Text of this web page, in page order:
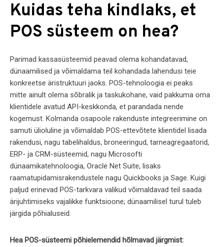
Kuidas teha kindlaks, et
POS süsteem on hea?
Parimad kassasüsteemid peavad olema kohandatavad,
dünaamilised ja võimaldama teil kohandada lahendusi teie
konkreetse äristruktuuri jaoks. POS-tehnoloogia ei peaks
mitte ainult olema sõbralik ja taskukohane, vaid pakkuma oma
klientidele avatud API-keskkonda, et parandada nende
kogemust. Kolmanda osapoole rakenduste integreerimine on
samuti ülioluline ja võimaldab POS-ettevõtete klientidel lisada
rakendusi, nagu tabelihaldus, broneeringud, tarneagregaatorid,
ERP- ja CRM-süsteemid, nagu Microsofti
dünaamikatehnoloogia, Oracle Net Suite, lisaks
raamatupidamisrakendustele nagu Quickbooks ja Sage. Kuigi
paljud erinevad POS-tarkvara valikud võimaldavad teil saada
ärijuhtimiseks vajalikke funktsioone; dünaamilisel turul tuleb
järgida põhialuseid.
Hea POS-süsteemi põhielemendid hõlmavad järgmist: